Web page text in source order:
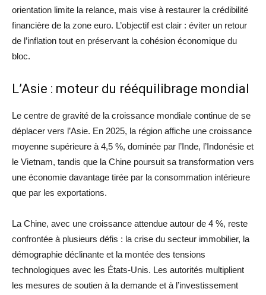
orientation limite la relance, mais vise à restaurer la crédibilité
financière de la zone euro. L’objectif est clair : éviter un retour
de l’inflation tout en préservant la cohésion économique du
bloc.
L’Asie : moteur du rééquilibrage mondial
Le centre de gravité de la croissance mondiale continue de se
déplacer vers l’Asie. En 2025, la région affiche une croissance
moyenne supérieure à 4,5 %, dominée par l’Inde, l’Indonésie et
le Vietnam, tandis que la Chine poursuit sa transformation vers
une économie davantage tirée par la consommation intérieure
que par les exportations.
La Chine, avec une croissance attendue autour de 4 %, reste
confrontée à plusieurs défis : la crise du secteur immobilier, la
démographie déclinante et la montée des tensions
technologiques avec les États-Unis. Les autorités multiplient
les mesures de soutien à la demande et à l’investissement